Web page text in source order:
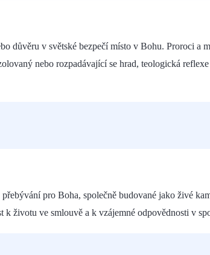
důvěru v světské bezpečí místo v Bohu. Proroci a
nebo rozpadávající se hrad, teologická
pro Boha, společně budované jako živé
životu ve smlouvě a k vzájemné odpovědnosti v